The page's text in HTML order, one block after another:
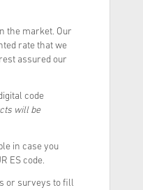
the market. Our
rate that we
assured our
code
will be
in case you
ES code.
or surveys to fill